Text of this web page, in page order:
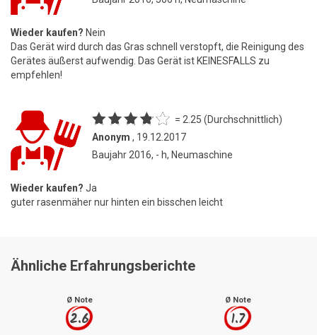
Wieder kaufen? Nein
Das Gerät wird durch das Gras schnell verstopft, die Reinigung des
Gerätes äußerst aufwendig. Das Gerät ist KEINESFALLS zu
empfehlen!
= 2.25 (Durchschnittlich)
Anonym , 19.12.2017
Baujahr 2016, - h, Neumaschine
Wieder kaufen? Ja
guter rasenmäher nur hinten ein bisschen leicht
Ähnliche Erfahrungsberichte
Ø Note
2.6
Ø Note
1.7